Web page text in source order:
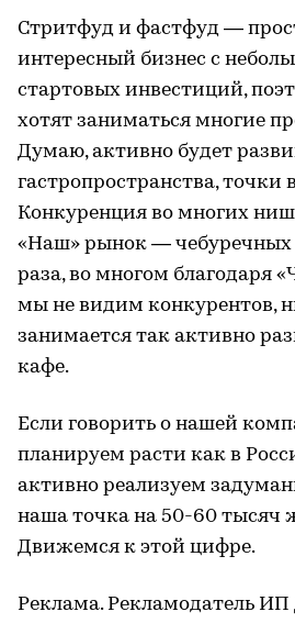
Стритфуд и фастфуд —
интересный бизнес с
стартовых инвестиций,
хотят заниматься многие
Думаю, активно будет
гастропространства, точки
Конкуренция во многих
«Наш» рынок — чебуречных
раза, во многом благодаря
мы не видим конкурентов,
занимается так активно
кафе.
Если говорить о нашей
планируем расти как в
активно реализуем
наша точка на 50-60 тысяч
Движемся к этой цифре.
Реклама. Рекламодатель ИП